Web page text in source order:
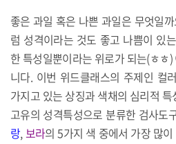
좋은 과일 혹은 나쁜 과일은 무엇일
럼 성격이라는 것도 좋고 나쁨이 있
한 특성일뿐이라는 위로가 되는(ㅎㅎ
니다. 이번 위드클래스의 주제인 컬
가지고 있는 상징과 색채의 심리적
고유의 성격특성으로 분류한 검사도
랑, 보라의 5가지 색 중에서 가장 많